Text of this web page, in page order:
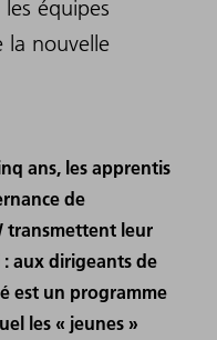
équipes
la nouvelle
ans, les apprentis
de
transmettent leur
aux dirigeants de
est un programme
les « jeunes »